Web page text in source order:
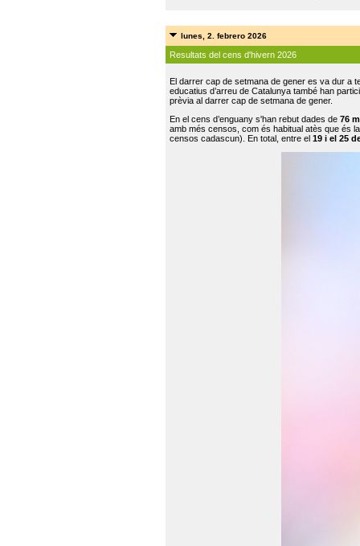
lunes, 2. febrero 2026
Resultats del cens d'hivern 2026
El darrer cap de setmana de gener es va dur a
educatius d’arreu de Catalunya també han
prèvia al darrer cap de setmana de gener.
En el cens d’enguany s'han rebut dades de 76
amb més censos, com és habitual atès que és
censos cadascun). En total, entre el 19 i el 25